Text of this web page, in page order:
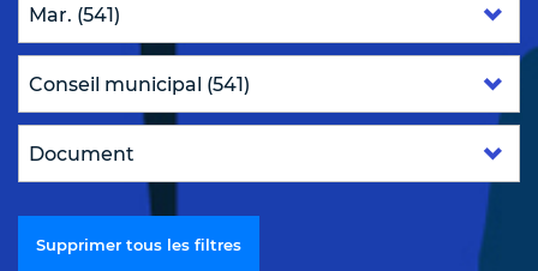
Supprimer tous les filtres